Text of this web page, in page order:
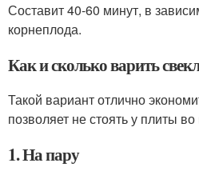
Составит 40-60 минут, в
корнеплода.
Как и сколько варить
Такой вариант отлично
позволяет не стоять у плиты
1. На пару